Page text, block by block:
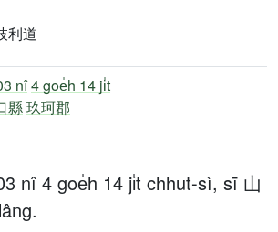
nî 4 goe̍h 14 ji̍t chhut-sì, sī 山
利道
nî4 goe̍h 14 ji̍t
縣玖珂郡